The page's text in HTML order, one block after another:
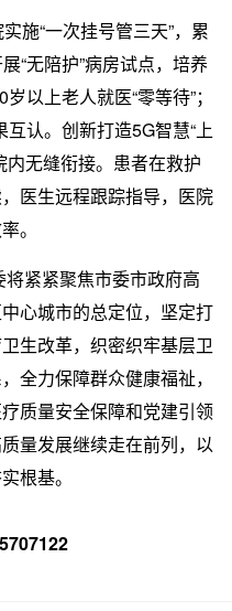
“一次挂号管三天”，累
“无陪护”病房试点，培养
以上老人就医“零等待”；
认。创新打造5G智慧“上
内无缝衔接。患者在救护
医生远程跟踪指导，医院
。
紧紧聚焦市委市政府高
心城市的总定位，坚定打
生改革，织密织牢基层卫
全力保障群众健康福祉，
质量安全保障和党建引领
量发展继续走在前列，以
根基。